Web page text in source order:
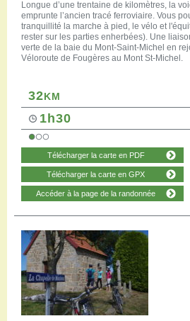
Longue d’une trentaine de kilomètres, la
emprunte l’ancien tracé ferroviaire. Vous
tranquillité la marche à pied, le vélo et
rester sur les parties enherbées). Une
verte de la baie du Mont-Saint-Michel en
Véloroute de Fougères au Mont St-Michel.
32KM
1h30
Télécharger la carte en PDF
Télécharger la carte en GPX
Accéder à la page de la randonnée